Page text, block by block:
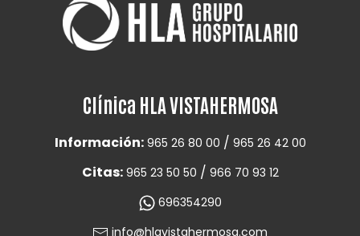
Clínica HLA VISTAHERMOSA
Información: 965 26 80 00 / 965 26 42 00
Citas: 965 23 50 50 / 966 70 93 12
696354290
info@hlavistahermosa.com